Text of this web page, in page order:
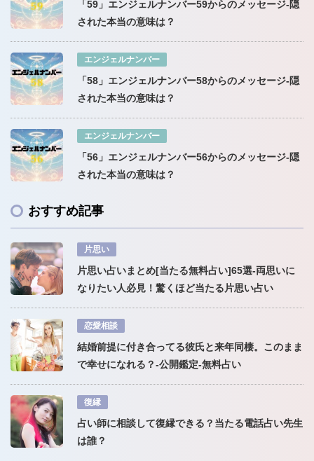
「59」エンジェルナンバー59からのメッセージ-隠
された本当の意味は？
エンジェルナンバー
「58」エンジェルナンバー58からのメッセージ-隠
された本当の意味は？
エンジェルナンバー
「56」エンジェルナンバー56からのメッセージ-隠
された本当の意味は？
おすすめ記事
片思い
片思い占いまとめ[当たる無料占い]65選-両思いに
なりたい人必見！驚くほど当たる片思い占い
恋愛相談
結婚前提に付き合ってる彼氏と来年同棲。このまま
で幸せになれる？-公開鑑定-無料占い
復縁
占い師に相談して復縁できる？当たる電話占い先生
は誰？